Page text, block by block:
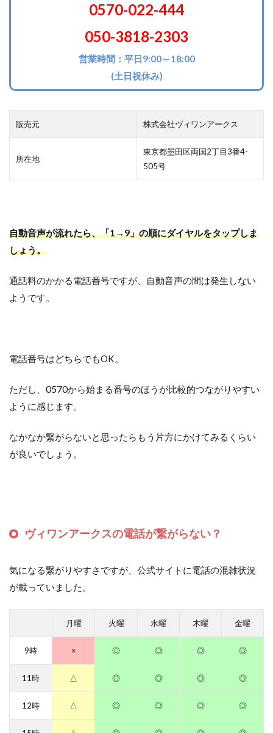
0570-022-444
050-3818-2303
営業時間：平日9:00～18:00
(土日祝休み)
販売元 株式会社ヴィワンアークス
所在地
東京都墨田区両国2丁目3番4-
505号
自動音声が流れたら、「1→9」の順にダイヤルをタップしま
しょう。
通話料のかかる電話番号ですが、自動音声の間は発生しない
ようです。
電話番号はどちらでもOK。
ただし、0570から始まる番号のほうが比較的つながりやすい
ように感じます。
なかなか繋がらないと思ったらもう片方にかけてみるくらい
が良いでしょう。
ヴィワンアークスの電話が繋がらない？
気になる繋がりやすさですが、公式サイトに電話の混雑状況
が載っていました。
月曜 火曜 水曜 木曜 金曜
9時 × ◎ ◎ ◎ ◎
11時 △ ◎ ◎ ◎ ◎
12時 △ ◎ ◎ ◎ ◎